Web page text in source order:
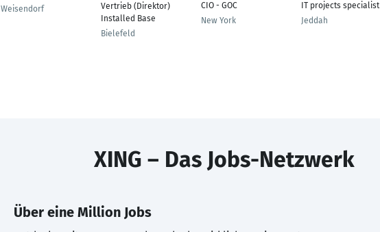
Weisendorf
Vertrieb (Direktor)
Installed Base
Bielefeld
CIO - GOC
New York
IT projects specialist
Jeddah
XING – Das Jobs-Netzwerk
Über eine Million Jobs